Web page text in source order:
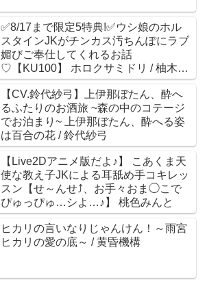
✅8/17まで限定5特典!✅ウシ娘のホル
スタインJKがチンカス汚ちんぽにラブ
媚びご奉仕してくれるお話
♡【KU100】 ホロクサミドリ / 柚木つ
ばめ
【CV.鈴代紗弓】上伊那ぼたん、酔へ
るふたりのお酒旅 ~森の中のコテージ
でお泊まり~ 上伊那ぼたん、酔へる姿
は百合の花 / 鈴代紗弓
【Live2Dアニメ版だよ♪】 こあくま天
使な教え子JKによる耳舐め手コキレッ
スン【せ～んせ⤴、お手々おま◯こで
ぴゅっぴゅ…シよ…♪】 桃色みんと
ヒカリの言いなりじゃんけん！～雨宮
ヒカリの愛の底～ / 黄昏機構